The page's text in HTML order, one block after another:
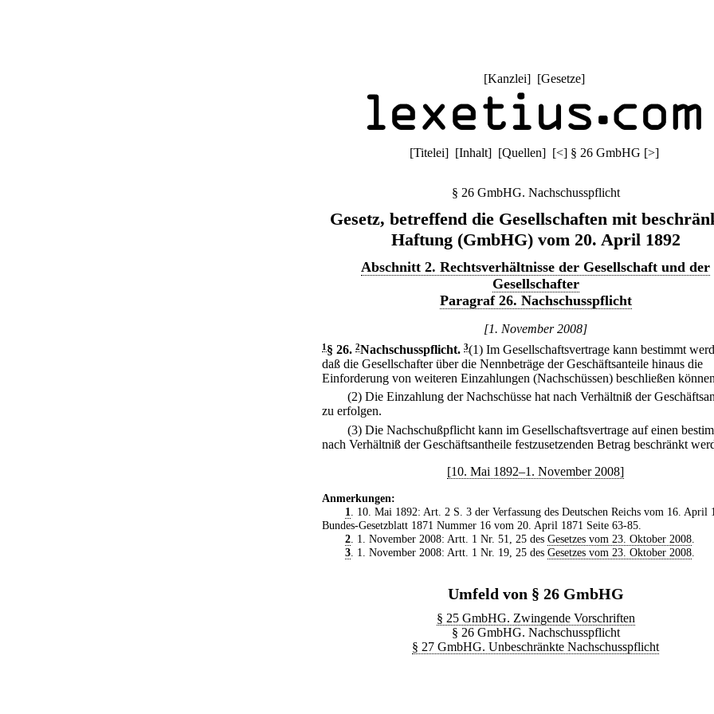
[Kanzlei] [Gesetze]
[Titelei] [Inhalt] [Quellen] [<] § 26 GmbHG [>]
§ 26 GmbHG. Nachschusspflicht
Gesetz, betreffend die Gesellschaften mit
Haftung (GmbHG) vom 20. April 1892
Abschnitt 2. Rechtsverhältnisse der Gesellschaft und der
Gesellschafter
Paragraf 26. Nachschusspflicht
[1. November 2008]
1 § 26. 2Nachschusspflicht. 3(1) Im Gesellschaftsvertrage kann bestimmt
daß die Gesellschafter über die Nennbeträge der Geschäftsanteile hinaus die
Einforderung von weiteren Einzahlungen (Nachschüssen) beschließen
(2) Die Einzahlung der Nachschüsse hat nach Verhältniß der
zu erfolgen.
(3) Die Nachschußpflicht kann im Gesellschaftsvertrage auf einen
nach Verhältniß der Geschäftsantheile festzusetzenden Betrag beschränkt
[10. Mai 1892–1. November 2008]
Anmerkungen:
1
. 10. Mai 1892: Art. 2 S. 3 der Verfassung des Deutschen Reichs vom 16. April
Bundes-Gesetzblatt 1871 Nummer 16 vom 20. April 1871 Seite 63-85.
2. 1. November 2008: Artt. 1 Nr. 51, 25 des Gesetzes vom 23. Oktober 2008.
3. 1. November 2008: Artt. 1 Nr. 19, 25 des Gesetzes vom 23. Oktober 2008.
Umfeld von § 26 GmbHG
§ 25 GmbHG. Zwingende Vorschriften
§ 26 GmbHG. Nachschusspflicht
§ 27 GmbHG. Unbeschränkte Nachschusspflicht